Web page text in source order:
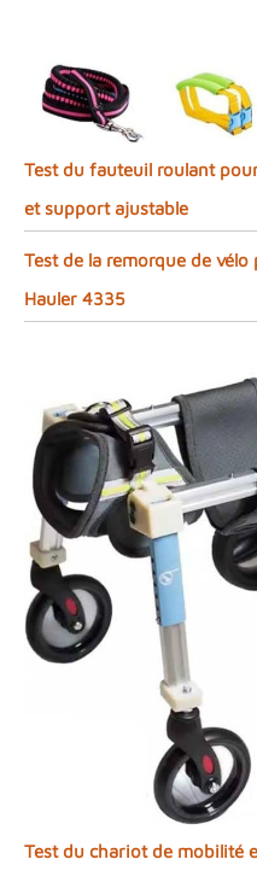
Test du fauteuil roulant
et support ajustable
Test de la remorque de
Hauler 4335
Test du chariot de mobilité